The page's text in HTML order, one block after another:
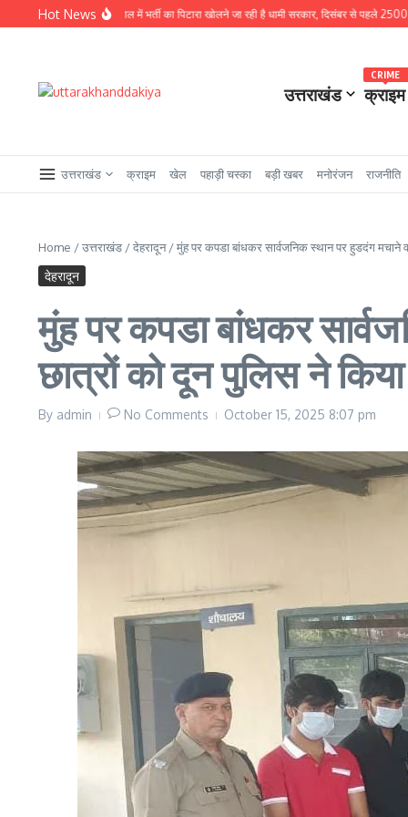
Skip to content
Hot News
बड़ी खबर : चुनावी साल में भर्ती का पिटारा खोलने जा रही है धामी सरकार, दिसंबर से पहले 2500 से अधिक
उत्तराखंड क्राइम
CRIME
उत्तराखंड क्राइम खेल पहाड़ी चस्का बड़ी खबर मनोरंजन राजनीति
Home /उत्तराखंड /देहरादून/मुंह पर कपडा बांधकर सार्वजनिक स्थान पर हुडदंग मचाने
देहरादून
मुंह पर कपडा बांधकर
छात्रों को दून पुलिस ने किया
By admin No Comments October 15, 2025 8:07 pm